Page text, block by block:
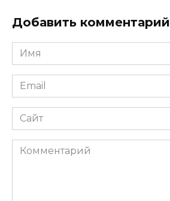
Добавить комментарий
Имя
*
Email
*
Сайт
Комментарий